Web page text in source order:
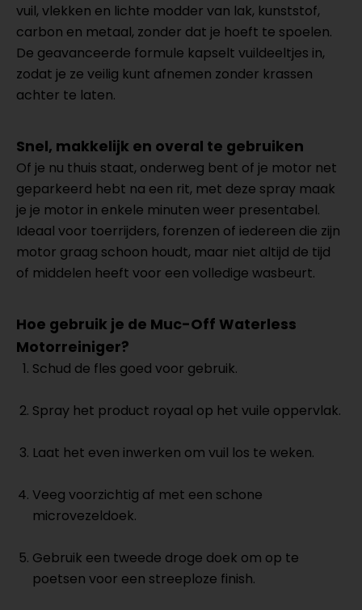
vuil, vlekken en lichte modder van lak, kunststof,
carbon en metaal, zonder dat je hoeft te spoelen.
De geavanceerde formule kapselt vuildeeltjes in,
zodat je ze veilig kunt afnemen zonder krassen
achter te laten.
Snel, makkelijk en overal te gebruiken
Of je nu thuis staat, onderweg bent of je motor net
geparkeerd hebt na een rit, met deze spray maak
je je motor in enkele minuten weer presentabel.
Ideaal voor toerrijders, forenzen of iedereen die zijn
motor graag schoon houdt, maar niet altijd de tijd
of middelen heeft voor een volledige wasbeurt.
Hoe gebruik je de Muc-Off Waterless
Motorreiniger?
Schud de fles goed voor gebruik.
Spray het product royaal op het vuile oppervlak.
Laat het even inwerken om vuil los te weken.
Veeg voorzichtig af met een schone
microvezeldoek.
Gebruik een tweede droge doek om op te
poetsen voor een streeploze finish.